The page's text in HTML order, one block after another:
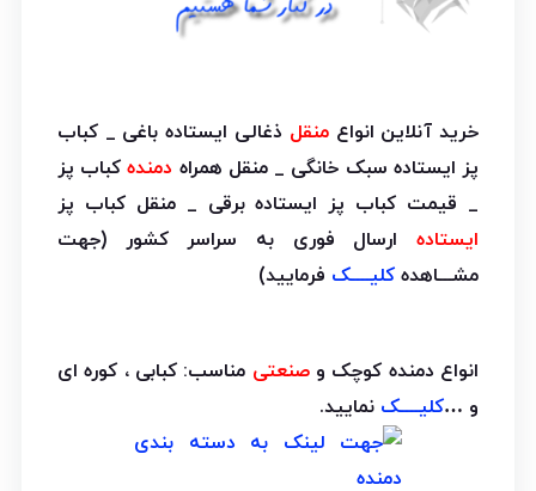
خرید آنلاین انواعمنقل ذغالی ایستاده باغی _ کباب
پز ایستاده سبک خانگی _ منقل همراه دمندهکباب پز
_ قیمت کباب پز ایستاده برقی _ منقل کباب پز
ایستادهارسال فوری به سراسر کشور (جهت
مشـــاهده کلیــــک فرمایید)
انواع دمنده کوچک وصنعتی مناسب: کبابی ، کوره ای
و …کلیــــک نمایید.